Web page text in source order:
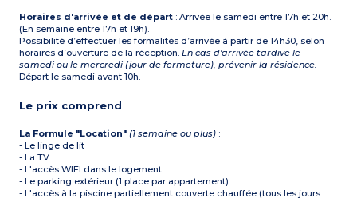
Horaires d'arrivée et de départ : Arrivée le samedi entre 17h et 20h.
(En semaine entre 17h et 19h).
Possibilité d’effectuer les formalités d’arrivée à partir de 14h30, selon
horaires d’ouverture de la réception.En cas d'arrivée tardive le
samedi ou le mercredi (jour de fermeture), prévenir la résidence.
Départ le samedi avant 10h.
Le prix comprend
La Formule "Location"(1 semaine ou plus) :
- Le linge de lit
- La TV
- L'accès WIFI dans le logement
- Le parking extérieur (1 place par appartement)
- L'accès à la piscine partiellement couverte chauffée (tous les jours